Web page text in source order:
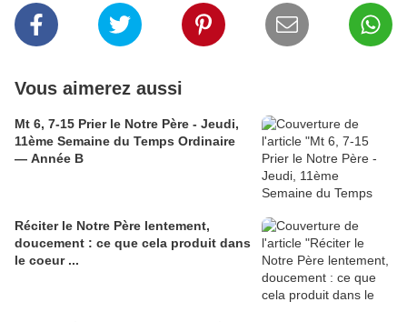
Vous aimerez aussi
Mt 6, 7-15 Prier le Notre Père - Jeudi,
11ème Semaine du Temps Ordinaire
— Année B
Réciter le Notre Père lentement,
doucement : ce que cela produit dans
le coeur ...